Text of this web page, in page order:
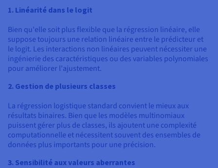
1. Linéarité dans le logit
Bien qu'elle soit plus flexible que la régression linéaire, elle
suppose toujours une relation linéaire entre le prédicteur et
le logit. Les interactions non linéaires peuvent nécessiter une
ingénierie des caractéristiques ou des variables polynomiales
pour améliorer l'ajustement.
2. Gestion de plusieurs classes
La régression logistique standard convient le mieux aux
résultats binaires. Bien que les modèles multinomiaux
puissent gérer plus de classes, ils ajoutent une complexité
computationnelle et nécessitent souvent des ensembles de
données plus importants pour une précision.
3. Sensibilité aux valeurs aberrantes